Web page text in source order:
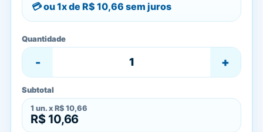
ou 1x de R$ 10,66 sem juros
Quantidade
- +
Subtotal
1 un. x R$ 10,66
R$ 10,66